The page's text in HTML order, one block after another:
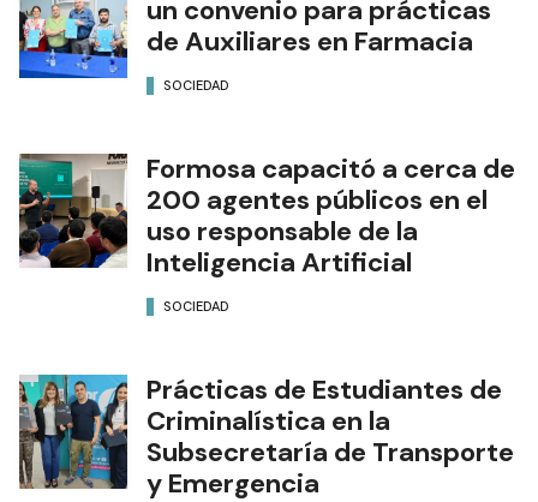
un convenio para prácticas
de Auxiliares en Farmacia
SOCIEDAD
Formosa capacitó a cerca de
200 agentes públicos en el
uso responsable de la
Inteligencia Artificial
SOCIEDAD
Prácticas de Estudiantes de
Criminalística en la
Subsecretaría de Transporte
y Emergencia